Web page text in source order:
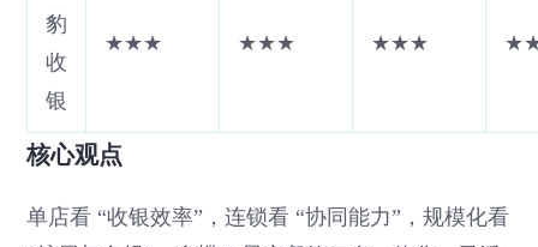
豹
收
银
★★★ ★★★ ★★★
核心观点
单店看 “收银效率”，连锁看 “协同能力”，规模化看